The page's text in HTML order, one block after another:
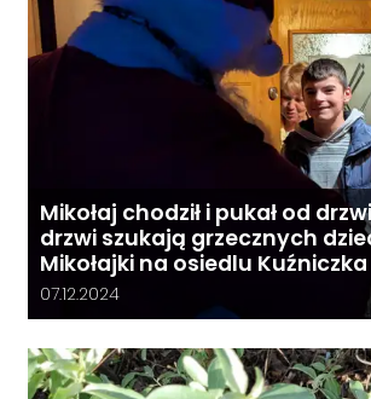
Mikołaj chodził i pukał od
drzwi szukają grzecznych
Mikołajki na osiedlu Kuźniczka
Data dodania galerii:
07.12.2024